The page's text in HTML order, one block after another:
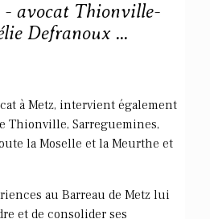
avocat Thionville-
Defranoux ...
à Metz, intervient également
Thionville, Sarreguemines,
la Moselle et la Meurthe et
au Barreau de Metz lui
et de consolider ses